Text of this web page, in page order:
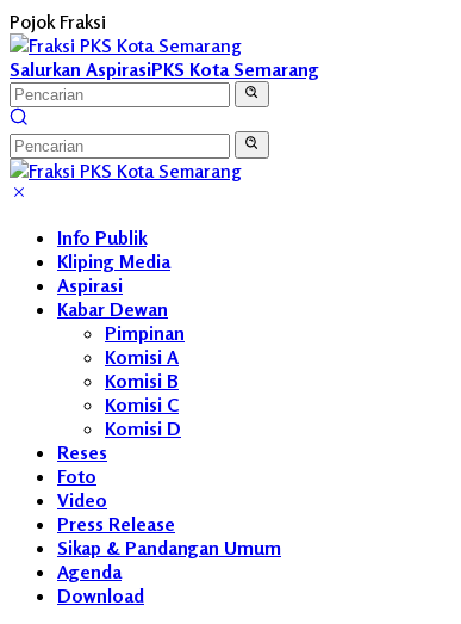
Langsung
ke
konten
Pojok Fraksi
Salurkan AspirasiPKS Kota Semarang
Info Publik
Kliping Media
Aspirasi
Kabar Dewan
Pimpinan
Komisi A
Komisi B
Komisi C
Komisi D
Reses
Foto
Video
Press Release
Sikap & Pandangan Umum
Agenda
Download